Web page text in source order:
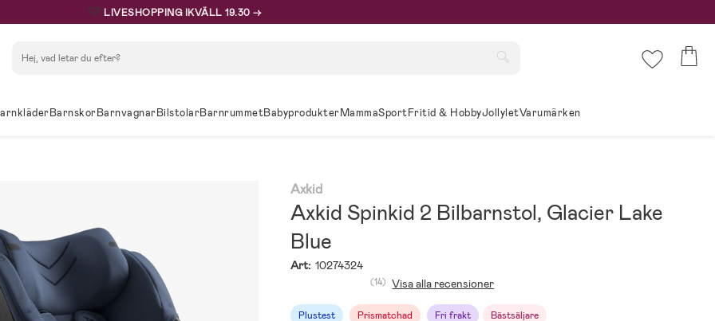
🩷 LIVESHOPPING IKVÄLL 19.30 →
BarnskorBarnvagnarBilstolarBarnrummetBabyprodukterMammaSportFritid & HobbyJollyletVarumärken
Axkid
Axkid Spinkid 2 Bilbarnstol, Glacier Lake
Blue
Art: 10274324
Plustest Prismatchad Fri frakt Bästsäljare
(14) Visa alla recensioner